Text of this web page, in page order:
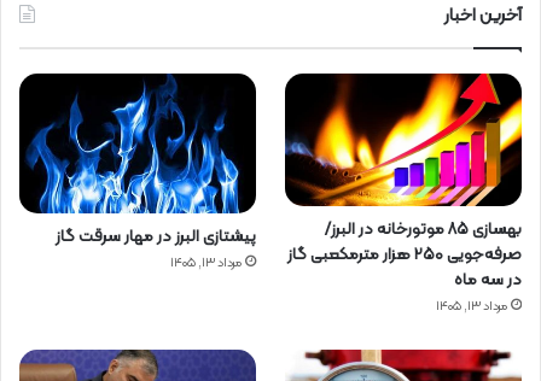
آخرین اخبار
بهسازی ۸۵ موتورخانه در البرز/
صرفه‌جویی ۲۵۰ هزار مترمکعبی گاز
در سه ماه
مرداد ۱۳, ۱۴۰۵
پیشتازی البرز در مهار سرقت گاز
مرداد ۱۳, ۱۴۰۵